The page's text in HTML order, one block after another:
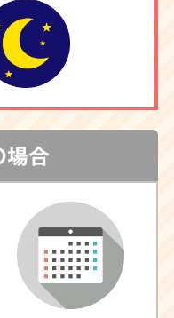
場合